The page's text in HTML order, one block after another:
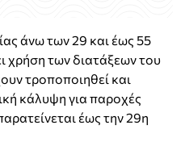
άνω των 29 και έως 55
χρήση των διατάξεων του
τροποποιηθεί και
κάλυψη για παροχές
έως την 29η